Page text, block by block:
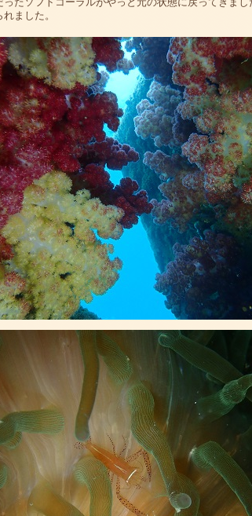
ました。